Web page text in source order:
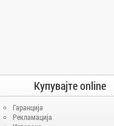
Купувајте online
Гаранција
Рекламација